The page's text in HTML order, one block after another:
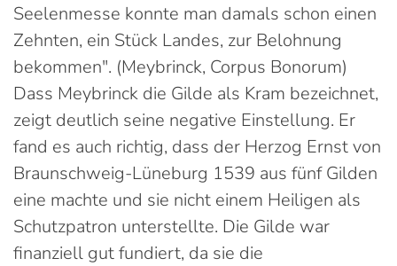
Seelenmesse konnte man damals schon einen
Zehnten, ein Stück Landes, zur Belohnung
bekommen". (Meybrinck, Corpus Bonorum)
Dass Meybrinck die Gilde als Kram bezeichnet,
zeigt deutlich seine negative Einstellung. Er
fand es auch richtig, dass der Herzog Ernst von
Braunschweig-Lüneburg 1539 aus fünf Gilden
eine machte und sie nicht einem Heiligen als
Schutzpatron unterstellte. Die Gilde war
finanziell gut fundiert, da sie die